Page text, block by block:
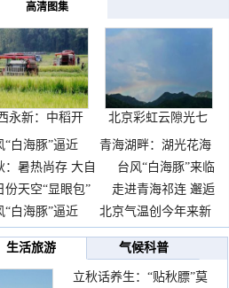
高清图集
永新：中稻开
镰抢
北京彩虹云隙光七
彩云
“白海豚”逼近
青海湖畔：湖光花海
：暑热尚存 大自
台风“白海豚”来临
份天空“显眼包”
走进青海祁连 邂逅
“白海豚”逼近
北京气温创今年来新
生活旅游
气候科普
立秋话养生：“贴秋膘”莫